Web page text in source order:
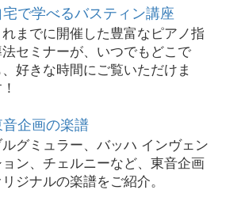
宅で学べるバスティン講座
れまでに開催した豊富なピアノ指
セミナーが、いつでもどこで
、好きな時間にご覧いただけま
企画の楽譜
グミュラー、バッハ インヴェン
ョン、チェルニーなど、東音企画
ジナルの楽譜をご紹介。